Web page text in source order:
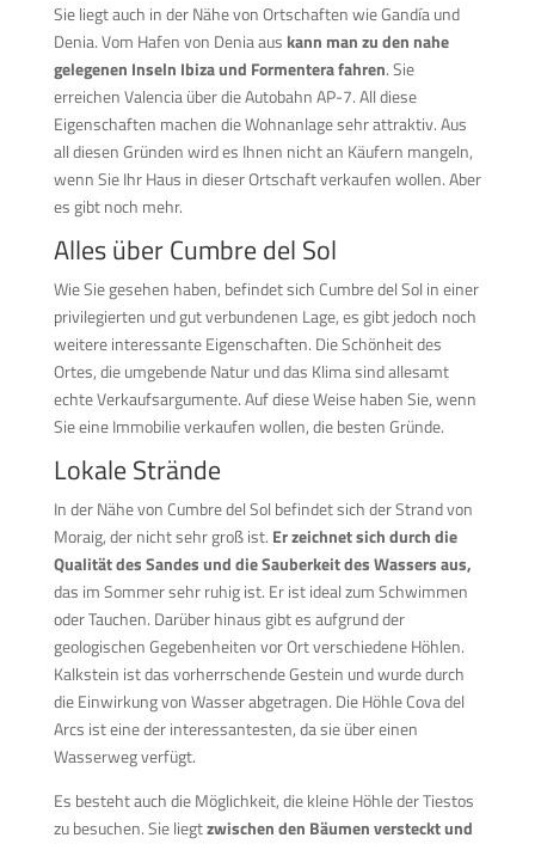
Sie liegt auch in der Nähe von Ortschaften wie Gandía und
Denia. Vom Hafen von Denia aus kann man zu den nahe
gelegenen Inseln Ibiza und Formentera fahren. Sie
erreichen Valencia über die Autobahn AP-7. All diese
Eigenschaften machen die Wohnanlage sehr attraktiv. Aus
all diesen Gründen wird es Ihnen nicht an Käufern mangeln,
wenn Sie Ihr Haus in dieser Ortschaft verkaufen wollen. Aber
es gibt noch mehr.
Alles über Cumbre del Sol
Wie Sie gesehen haben, befindet sich Cumbre del Sol in einer
privilegierten und gut verbundenen Lage, es gibt jedoch noch
weitere interessante Eigenschaften. Die Schönheit des
Ortes, die umgebende Natur und das Klima sind allesamt
echte Verkaufsargumente. Auf diese Weise haben Sie, wenn
Sie eine Immobilie verkaufen wollen, die besten Gründe.
Lokale Strände
In der Nähe von Cumbre del Sol befindet sich der Strand von
Moraig, der nicht sehr groß ist. Er zeichnet sich durch die
Qualität des Sandes und die Sauberkeit des Wassers aus,
das im Sommer sehr ruhig ist. Er ist ideal zum Schwimmen
oder Tauchen. Darüber hinaus gibt es aufgrund der
geologischen Gegebenheiten vor Ort verschiedene Höhlen.
Kalkstein ist das vorherrschende Gestein und wurde durch
die Einwirkung von Wasser abgetragen. Die Höhle Cova del
Arcs ist eine der interessantesten, da sie über einen
Wasserweg verfügt.
Es besteht auch die Möglichkeit, die kleine Höhle der Tiestos
zu besuchen. Sie liegtzwischen den Bäumen versteckt und